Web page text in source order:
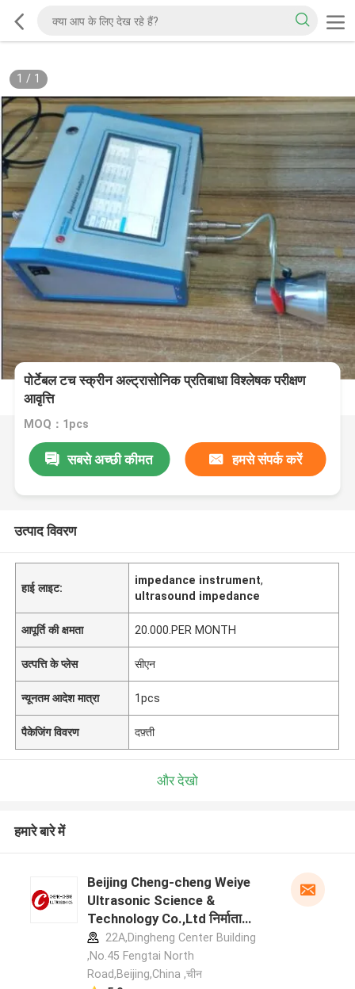
1 / 1
पोर्टेबल टच स्क्रीन अल्ट्रासोनिक प्रतिबाधा विश्लेषक परीक्षण
आवृत्ति
MOQ：1pcs
सबसे अच्छी कीमत हमसे संपर्क करें
उत्पाद विवरण
हाई लाइट:
impedance instrument,
ultrasound impedance
आपूर्ति की क्षमता 20.000.PER MONTH
उत्पत्ति के प्लेस सीएन
न्यूनतम आदेश मात्रा 1pcs
पैकेजिंग विवरण दफ़्ती
और देखो
हमारे बारे में
Beijing Cheng-cheng Weiye
Ultrasonic Science &
Technology Co.,Ltd निर्माता
प्रोफ़ाइल
22A,Dingheng Center Building
,No.45 Fengtai North
Road,Beijing,China ,चीन